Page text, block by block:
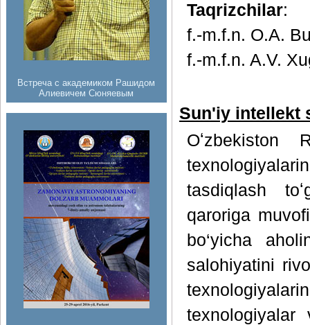
Встреча с академиком Рашидом
Алиевичем Сюняевым
Taqrizchilar:
f.-m.f.n. О.A.
f.-m.f.n. A.V.
Sun'iy intellekt
Oʻzbekiston
tasdiqlash
qaroriga
bo‘yicha
salohiyatini